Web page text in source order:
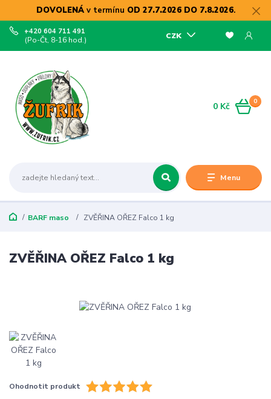
DOVOLENÁv termínu OD 27.7.2026 DO 7.8.2026.
Menu
CZK
+420 604 711 491
(Po-Čt, 8-16 hod.)
0
0 Kč
BARF maso ZVĚŘINA OŘEZ Falco 1 kg
ZVĚŘINA OŘEZ Falco 1 kg
Ohodnotit produkt